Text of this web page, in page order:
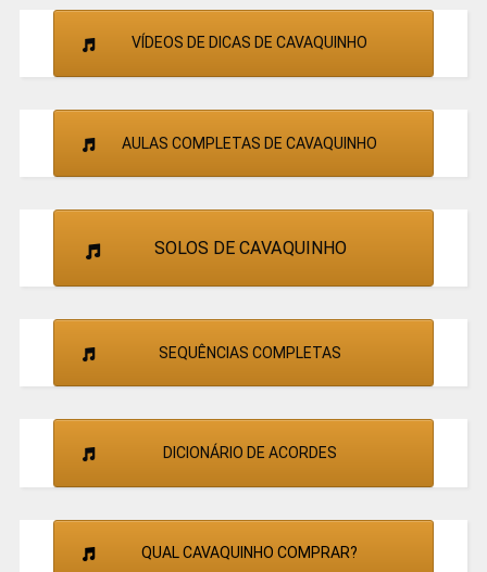
VÍDEOS DE DICAS DE CAVAQUINHO
AULAS COMPLETAS DE CAVAQUINHO
SOLOS DE CAVAQUINHO
SEQUÊNCIAS COMPLETAS
DICIONÁRIO DE ACORDES
QUAL CAVAQUINHO COMPRAR?